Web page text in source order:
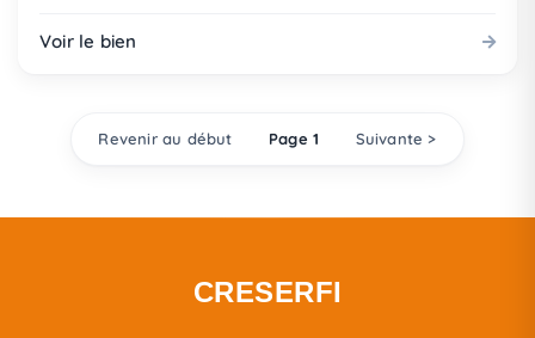
Voir le bien
Revenir au début Page 1 Suivante >
CRESERFI